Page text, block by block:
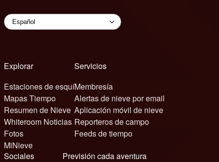
Explorar
Estaciones de esquí
Mapas Tiempo
Resumen de Nieve
Whiteroom Noticias
Fotos
MiNieve
Servicios
Membresía
Alertas de nieve por email
Aplicación móvil de nieve
Reporteros de campo
Feeds de tiempo
Sociales
Previsión cada aventura